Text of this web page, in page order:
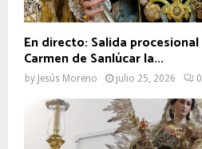
En directo: Salida
Carmen de Sanlúcar la...
by Jesús Moreno julio 25, 2026 0